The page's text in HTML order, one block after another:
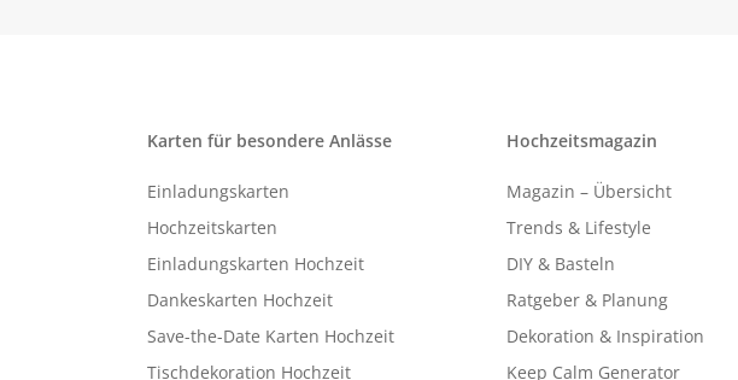
Karten für besondere Anlässe
Einladungskarten
Hochzeitskarten
Einladungskarten Hochzeit
Dankeskarten Hochzeit
Save-the-Date Karten Hochzeit
Tischdekoration Hochzeit
Hochzeitsmagazin
Magazin – Übersicht
Trends & Lifestyle
DIY & Basteln
Ratgeber & Planung
Dekoration & Inspiration
Keep Calm Generator